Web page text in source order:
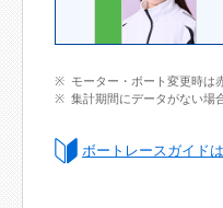
モーター・ボート変更時は
集計期間にデータがない場
ボートレースガイド